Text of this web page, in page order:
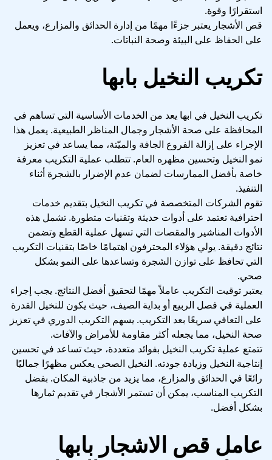
استقرارًا وقوة.
قص الأشجار يعتبر جزءًا مهمًا من إدارة الحدائق والمزارع، ويعمل
على الحفاظ على البيئة وصحة النباتات.
تكريب النخيل بابها
تكريب النخيل في ابها يعد من الخدمات الأساسية التي تساهم في
المحافظة على صحة الأشجار وجمال المناظر الطبيعية. يعمل هذا
الإجراء على إزالة الفروع الجافة والميّتة، مما يساعد في تعزيز
نمو النخيل وتحسين مظهره العام. تتطلب عملية التكريب معرفة
خاصة بأفضل الممارسات لضمان عدم الإضرار بالشجرة أثناء
التنفيذ.
تقوم الشركات المتخصصة في تكريب النخيل بتقديم خدمات
احترافية تعتمد على أدوات حديثة وتقنيات متطورة. تشمل هذه
الأدوات المناشير والمقصات التي تسهل عملية القطع وتضمن
نتائج دقيقة. يولي هؤلاء المحترفون اهتمامًا خاصًا بتقنيات التكريب
التي تحافظ على توازن الشجرة وتساعدها على النمو بشكل
صحي.
يعتبر توقيت التكريب عاملاً مهمًا لتحقيق أفضل النتائج. يجب إجراء
العملية في فصل الربيع أو بداية الصيف، حيث يكون للنخيل القدرة
على التعافي سريعًا بعد التكريب. يسهم التكريب الدوري في تعزيز
صحة النخيل، مما يجعله أكثر مقاومة للأمراض والآفات.
تتمتع عملية تكريب النخيل بفوائد متعددة، حيث تساعد في تحسين
إنتاجية النخيل وزيادة جودته. النخيل الصحي يعكس مظهرًا جماليًا
رائعًا في الحدائق والمزارع، مما يزيد من جاذبية المكان. بفضل
التكريب المناسب، يمكن أن تستمر الأشجار في تقديم ثمارها
بشكل أفضل.
عامل قص الاشجار بابها